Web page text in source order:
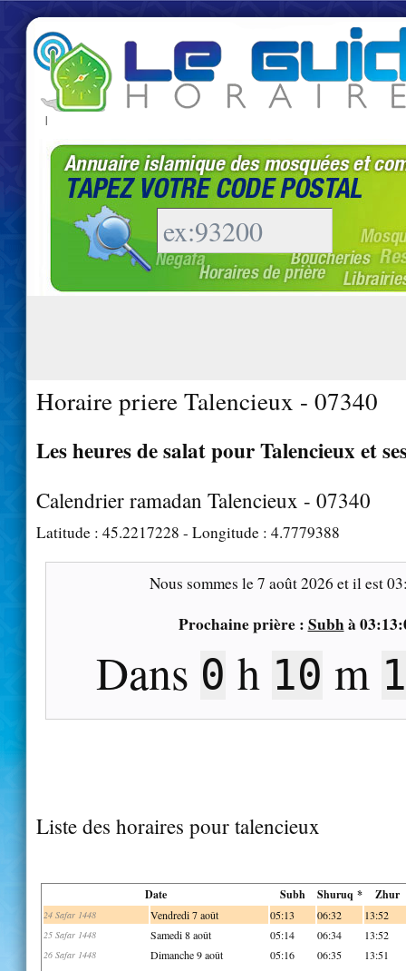
|
Horaire priere Talencieux - 07340
Les heures de salat pour Talencieux et
Calendrier ramadan Talencieux - 07340
Latitude : 45.2217228 - Longitude : 4.7779388
Nous sommes le7 août 2026 et il est
Prochaine prière : Subhà
Dans 0 h 10 m
Liste des horaires pour talencieux
Date Subh Shuruq * Zhur
24 Safar 1448 Vendredi 7 août 05:13 06:32 13:52
25 Safar 1448 Samedi 8 août 05:14 06:34 13:52
26 Safar 1448 Dimanche 9 août 05:16 06:35 13:51